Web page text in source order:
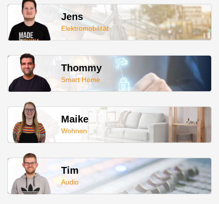
Jens
Elektromobilität
Thommy
Smart Home
Maike
Wohnen
Tim
Audio